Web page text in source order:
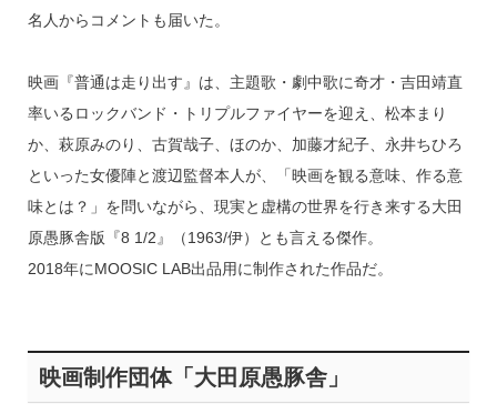
名人からコメントも届いた。
映画『普通は走り出す』は、主題歌・劇中歌に奇才・吉田靖直
率いるロックバンド・トリプルファイヤーを迎え、松本まり
か、萩原みのり、古賀哉子、ほのか、加藤才紀子、永井ちひろ
といった女優陣と渡辺監督本人が、「映画を観る意味、作る意
味とは？」を問いながら、現実と虚構の世界を行き来する大田
原愚豚舎版『8 1/2』（1963/伊）とも言える傑作。
2018年にMOOSIC LAB出品用に制作された作品だ。
映画制作団体「大田原愚豚舎」